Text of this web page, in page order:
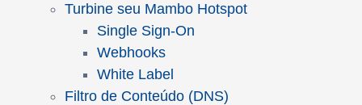
Turbine seu Mambo Hotspot
Single Sign-On
Webhooks
White Label
Filtro de Conteúdo (DNS)